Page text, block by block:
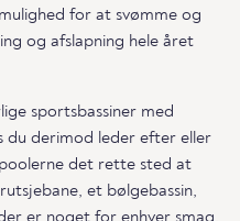
for at svømme og
og afslapning hele året
sportsbassiner med
du derimod leder efter eller
det rette sted at
et bølgebassin,